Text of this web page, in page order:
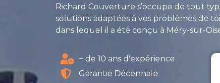
Richard Couverture s’occupe de tout
solutions adaptées à vos problèmes de
dans lequel il a été conçu à Méry-sur-
+ de 10 ans d'expérience
Garantie Décennale